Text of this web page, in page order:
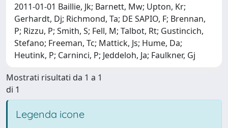
2011-01-01 Baillie, Jk; Barnett, Mw; Upton, Kr;
Gerhardt, Dj; Richmond, Ta; DE SAPIO, F; Brennan,
P; Rizzu, P; Smith, S; Fell, M; Talbot, Rt; Gustincich,
Stefano; Freeman, Tc; Mattick, Js; Hume, Da;
Heutink, P; Carninci, P; Jeddeloh, Ja; Faulkner, Gj
Mostrati risultati da 1 a 1
di 1
Legenda icone